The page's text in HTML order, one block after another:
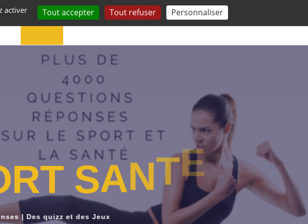
ACCUEIL VOS QUESTIONS TESTEZ-VOUS COMPRENDRE
RT SAN TE
| Des quizz et des Jeux
activer Tout accepter Tout refuser Personnaliser